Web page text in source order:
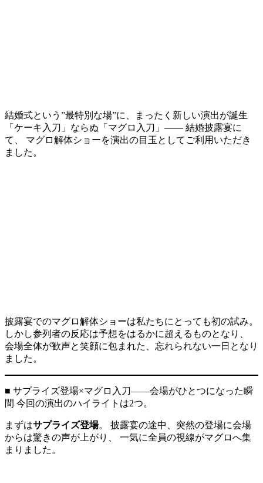
結婚式という”最特別な場”に、まったく新しい演出が誕生
「ケーキ入刀」ならぬ「マグロ入刀」—— 結婚披露宴に
て、 マグロ解体ショーを演出の目玉としてご利用いただき
ました。
披露宴でのマグロ解体ショーは私たちにとっても初の試み。
しかし参列者の反応は予想をはるかに超えるものとなり、
会場全体が歓声と笑顔に包まれた、忘れられない一日となり
ました。
■ サプライズ登場×マグロ入刀——会場がひとつになった瞬
間 今回の演出のハイライトは2つ。
まずはサプライズ登場。 披露宴の途中、突然の登場に会場
からは驚きの声が上がり、 一気に全員の視線がマグロへ集
まりました。